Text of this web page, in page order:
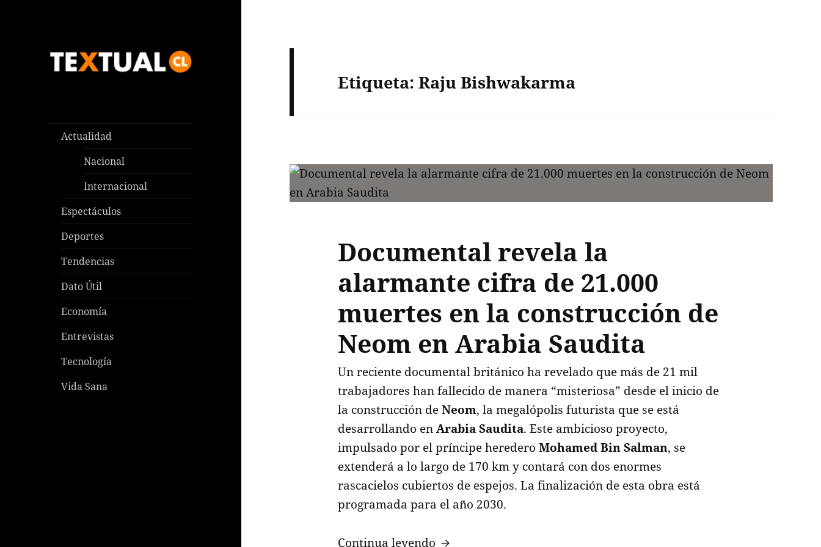
Actualidad
Nacional
Internacional
Espectáculos
Deportes
Tendencias
Dato Útil
Economía
Entrevistas
Tecnología
Vida Sana
Etiqueta:Raju Bishwakarma
Documental revela la
alarmante cifra de 21.000
muertes en la construcción de
Neom en Arabia Saudita
Un reciente documental británico ha revelado que más de 21 mil
trabajadores han fallecido de manera “misteriosa” desde el inicio de
la construcción deNeom, la megalópolis futurista que se está
desarrollando enArabia Saudita. Este ambicioso proyecto,
impulsado por el príncipe herederoMohamed Bin Salman, se
extenderá a lo largo de 170 km y contará con dos enormes
rascacielos cubiertos de espejos. La finalización de esta obra está
programada para el año 2030.
Continua leyendo Documental revela la alarmante cifra de 21.000 muertes en la